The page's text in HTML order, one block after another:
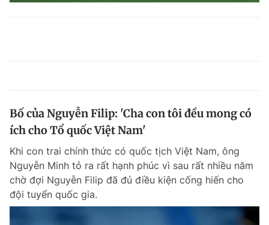
Bố của Nguyễn Filip: 'Cha con tôi đều mong có
ích cho Tổ quốc Việt Nam'
Khi con trai chính thức có quốc tịch Việt Nam, ông
Nguyễn Minh tỏ ra rất hạnh phúc vì sau rất nhiều năm
chờ đợi Nguyễn Filip đã đủ điều kiện cống hiến cho
đội tuyển quốc gia.